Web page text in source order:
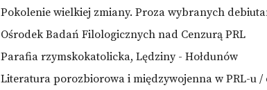
Pokolenie wielkiej zmiany. Proza wybranych
Ośrodek Badań Filologicznych nad Cenzurą PRL
Parafia rzymskokatolicka, Lędziny - Hołdunów
Literatura porozbiorowa i międzywojenna w PRL-u